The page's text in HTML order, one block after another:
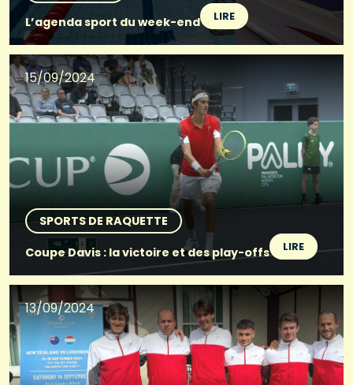
L’agenda sport du week-end
LIRE
15/09/2024
SPORTS DE RAQUETTE
Coupe Davis : la victoire et des play-offs
LIRE
13/09/2024